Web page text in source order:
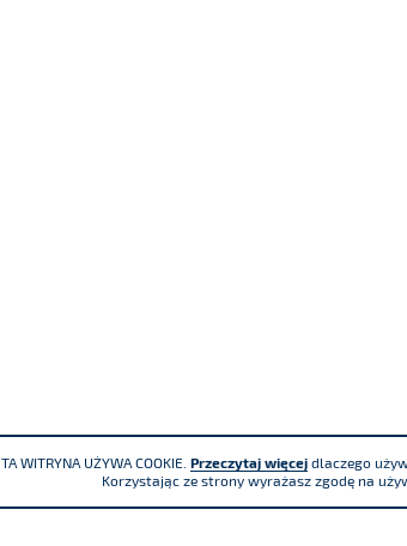
TA WITRYNA UŻYWA COOKIE. Przeczytaj więcej dlaczego
Korzystając ze strony wyrażasz zgodę na